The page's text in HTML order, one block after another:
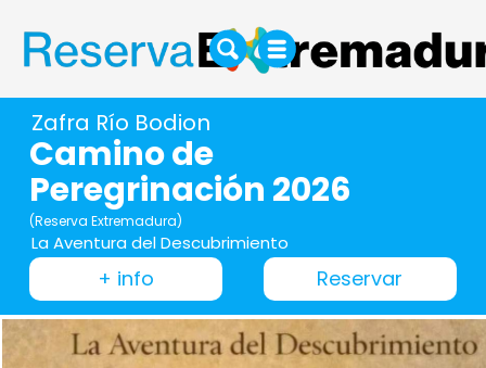
Zafra Río Bodion
Camino de
Peregrinación 2026
(Reserva Extremadura)
La Aventura del Descubrimiento
+ info Reservar